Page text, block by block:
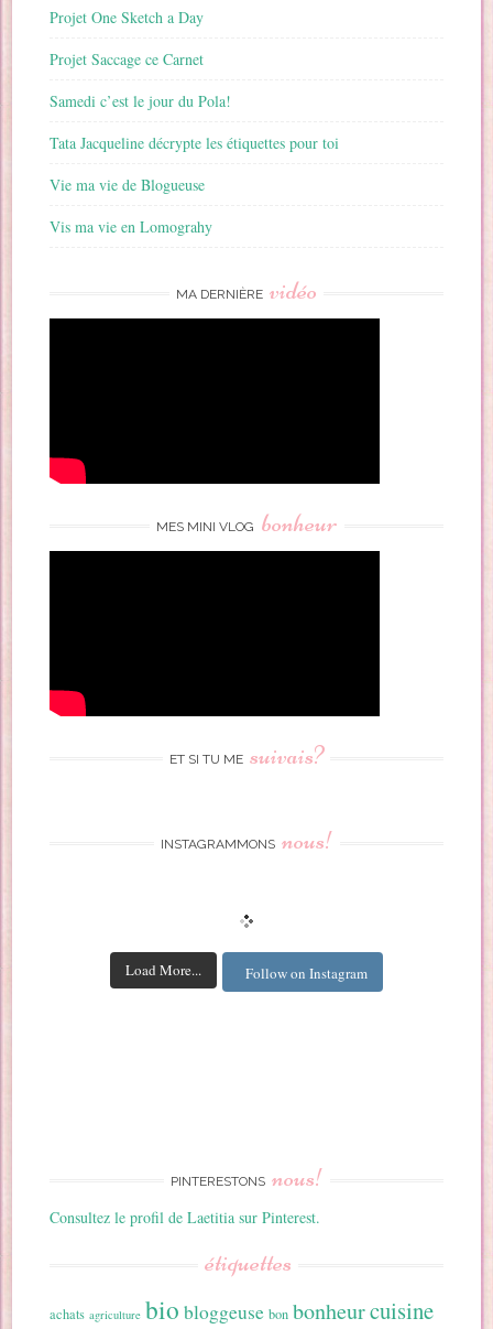
Projet One Sketch a Day
Projet Saccage ce Carnet
Samedi c’est le jour du Pola!
Tata Jacqueline décrypte les étiquettes pour toi
Vie ma vie de Blogueuse
Vis ma vie en Lomograhy
MA DERNIÈRE vidéo
MES MINI VLOG bonheur
ET SI TU ME suivais?
INSTAGRAMMONS nous!
Load More... Follow on Instagram
PINTERESTONS nous!
Consultez le profil de Laetitia sur Pinterest.
étiquettes
achats agriculture bio bloggeuse bon bonheurcuisine